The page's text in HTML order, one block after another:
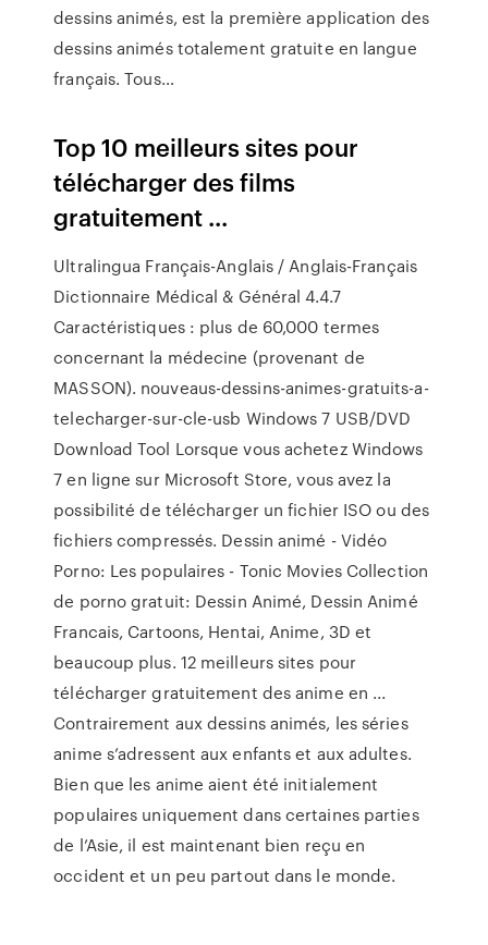
dessins animés, est la première application des
dessins animés totalement gratuite en langue
français. Tous…
Top 10 meilleurs sites pour
télécharger des films
gratuitement ...
Ultralingua Français-Anglais / Anglais-Français
Dictionnaire Médical & Général 4.4.7
Caractéristiques : plus de 60,000 termes
concernant la médecine (provenant de
MASSON). nouveaus-dessins-animes-gratuits-a-
telecharger-sur-cle-usb Windows 7 USB/DVD
Download Tool Lorsque vous achetez Windows
7 en ligne sur Microsoft Store, vous avez la
possibilité de télécharger un fichier ISO ou des
fichiers compressés. Dessin animé - Vidéo
Porno: Les populaires - Tonic Movies Collection
de porno gratuit: Dessin Animé, Dessin Animé
Francais, Cartoons, Hentai, Anime, 3D et
beaucoup plus. 12 meilleurs sites pour
télécharger gratuitement des anime en ...
Contrairement aux dessins animés, les séries
anime s’adressent aux enfants et aux adultes.
Bien que les anime aient été initialement
populaires uniquement dans certaines parties
de l’Asie, il est maintenant bien reçu en
occident et un peu partout dans le monde.